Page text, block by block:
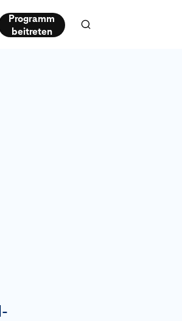
Programm
beitreten